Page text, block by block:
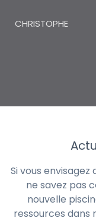
CHRISTOPHE
Si vous
ne savez pas
nouvelle
ressources dans